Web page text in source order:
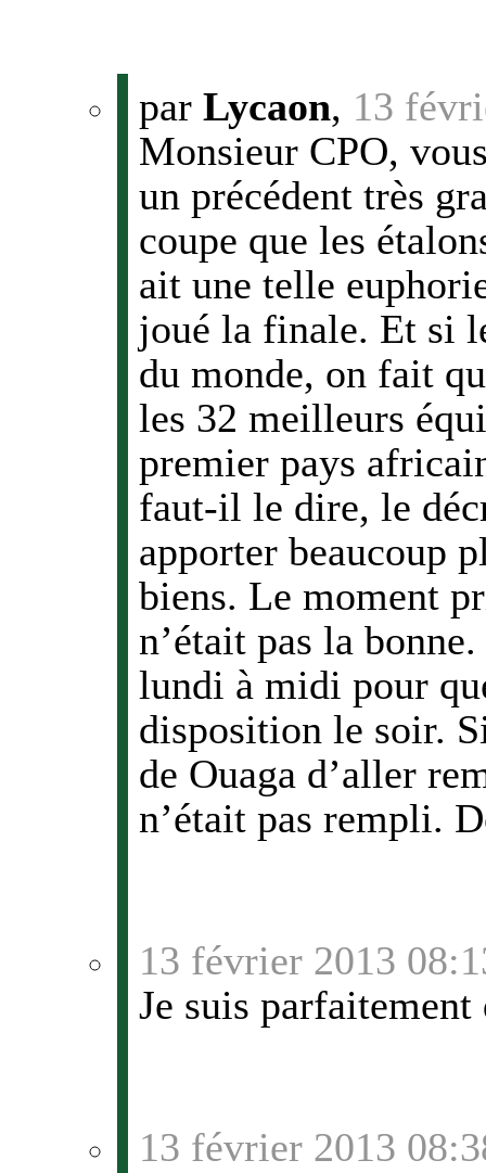
par Lycaon, 13
Monsieur CPO,
un précédent très
coupe que les
ait une telle
joué la finale. Et si
du monde, on fait
les 32 meilleurs
premier pays
faut-il le dire, le
apporter beaucoup
biens. Le moment
n’était pas la
lundi à midi pour
disposition le soir.
de Ouaga d’aller
n’était pas rempli.
13 février 2013
Je suis
13 février 2013